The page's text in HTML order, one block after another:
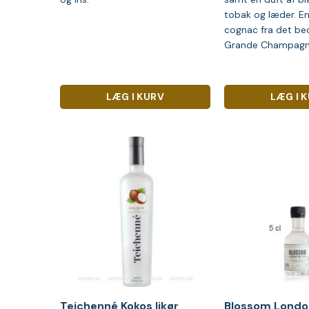
LÆG I KURV
tobak og læder.
cognac fra det
Grande
LÆG I